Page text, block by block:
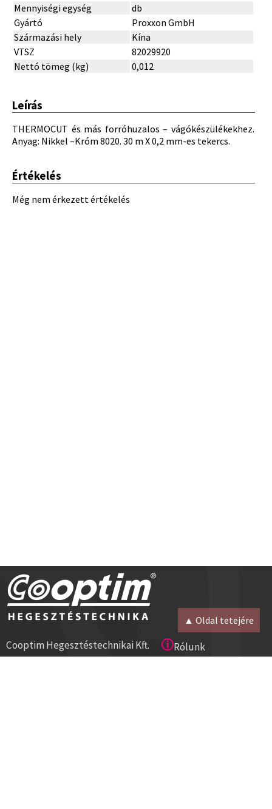
▲ Oldal tetejére
Mennyiségi egység
db
Gyártó
Proxxon GmbH
Származási hely
Kína
VTSZ
82029920
Nettó tömeg (kg)
0,012
Leírás
THERMOCUT és más forróhuzalos – vágókészülékekhez.
Anyag: Nikkel –Króm 8020. 30 m X 0,2 mm-es tekercs.
Értékelés
Még nem érkezett értékelés
Cooptim Hegesztéstechnikai Kft. Rólunk